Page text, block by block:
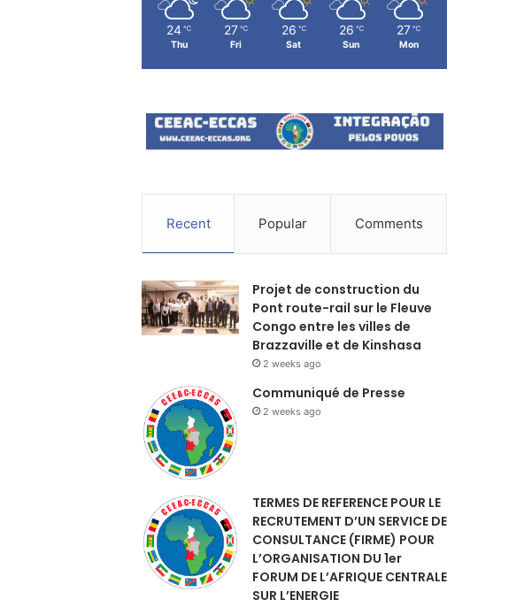
24 ℃
Thu
27 ℃
Fri
26 ℃
Sat
26 ℃
Sun
27 ℃
Mon
Recent Popular Comments
Projet de construction du
Pont route-rail sur le Fleuve
Congo entre les villes de
Brazzaville et de Kinshasa
2 weeks ago
Communiqué de Presse
2 weeks ago
TERMES DE REFERENCE POUR LE
RECRUTEMENT D’UN SERVICE DE
CONSULTANCE (FIRME) POUR
L’ORGANISATION DU 1er
FORUM DE L’AFRIQUE CENTRALE
SUR L’ENERGIE